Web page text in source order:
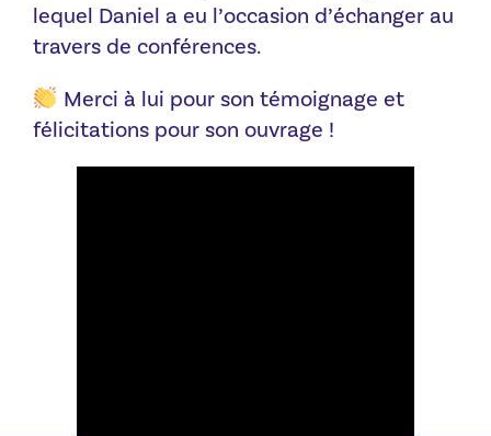
lequel Daniel a eu l’occasion d’échanger au
travers de conférences.
Merci à lui pour son témoignage et
félicitations pour son ouvrage !